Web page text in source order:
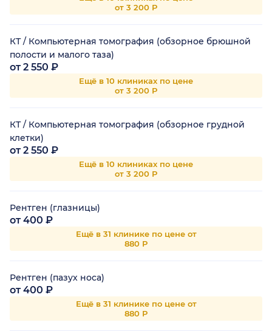
от 3 200 Р
КТ / Компьютерная томография (обзорное брюшной
полости и малого таза)
от 2 550 ₽
Ещё в 10 клиниках по цене
от 3 200 Р
КТ / Компьютерная томография (обзорное грудной
клетки)
от 2 550 ₽
Ещё в 10 клиниках по цене
от 3 200 Р
Рентген (глазницы)
от 400 ₽
Ещё в 31 клинике по цене от
880 Р
Рентген (пазух носа)
от 400 ₽
Ещё в 31 клинике по цене от
880 Р